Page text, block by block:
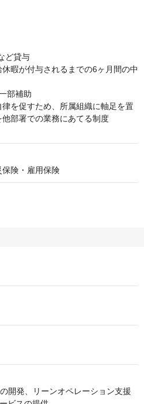
ど貸与
暇が付与されるまでの6ヶ月間の中
部補助
律を促すため、所属組織に軸足を置
部署での業務にあてる制度
険・雇用保険
開発、リーンオペレーション支援